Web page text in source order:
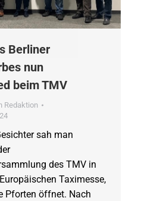
Berliner
nun
beim TMV
Redaktion
sah man
des TMV in
Taximesse,
Pforten öffnet. Nach